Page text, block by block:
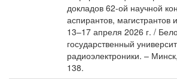
докладов 62-ой научной
аспирантов, магистрантов
13–17 апреля 2026 г. /
государственный
радиоэлектроники. –
138.